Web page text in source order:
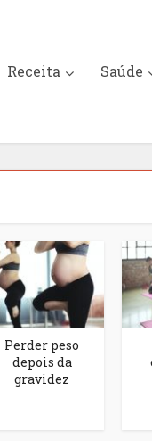
Receita Saúde
Perder peso
depois da
gravidez